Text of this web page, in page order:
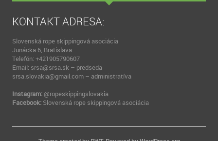
KONTAKT ADRESA:
Slovenská rope skippingová asociácia
Junácka 6, Bratislava
Telefón: +421905790607
Email: srsa@srsa.sk – predseda
srsa.slovakia@gmail.com – administratíva
Instagram: @ropeskippingslovakia
Facebook: Slovenská rope skippingová asociácia